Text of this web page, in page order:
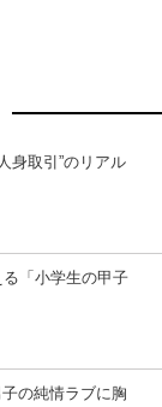
身取引”のリアル
「小学生の甲子
の純情ラブに胸